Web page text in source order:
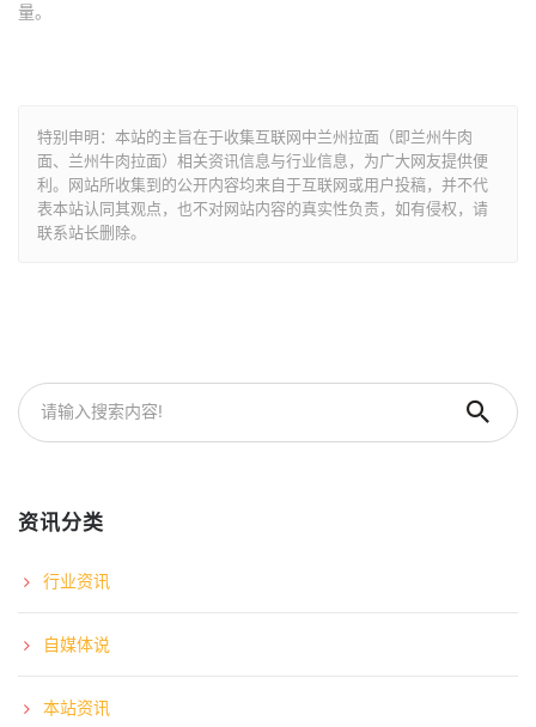
量。
特别申明：本站的主旨在于收集互联网中兰州拉面（即兰州牛肉
面、兰州牛肉拉面）相关资讯信息与行业信息，为广大网友提供便
利。网站所收集到的公开内容均来自于互联网或用户投稿，并不代
表本站认同其观点，也不对网站内容的真实性负责，如有侵权，请
联系站长删除。
资讯分类
行业资讯
自媒体说
本站资讯